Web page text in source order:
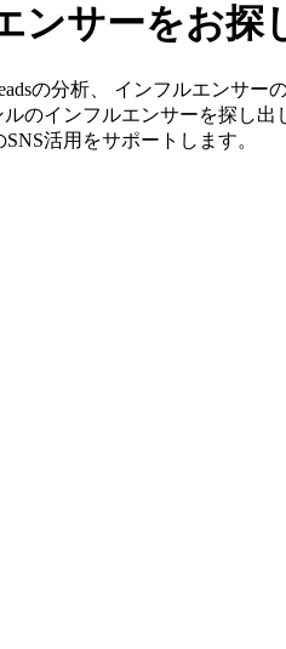
ンサーをお探
の分析、 インフルエンサ
のインフルエンサーを探し
活用をサポートします。